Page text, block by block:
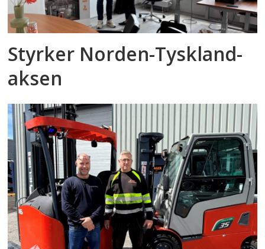
Styrker Norden-Tyskland-
aksen